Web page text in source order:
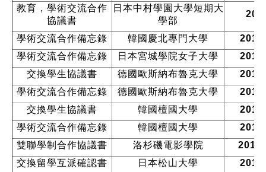
教育，學術交流合作
協議書
日本中村學園大學短期大
學部
學術交流合作備忘錄 韓國慶北專門大學
學術交流合作備忘錄
日本宮城學院女子大學
交換學生協議書
德國歐斯納布魯克大學
學術交流合作備忘錄
德國歐斯納布魯克大學
交換學生協議書
韓國檀國大學
學術交流合作備忘錄
韓國檀國大學
雙聯學制合作協議書
洛杉磯電影學院
交換留學互派確認書
日本松山大學